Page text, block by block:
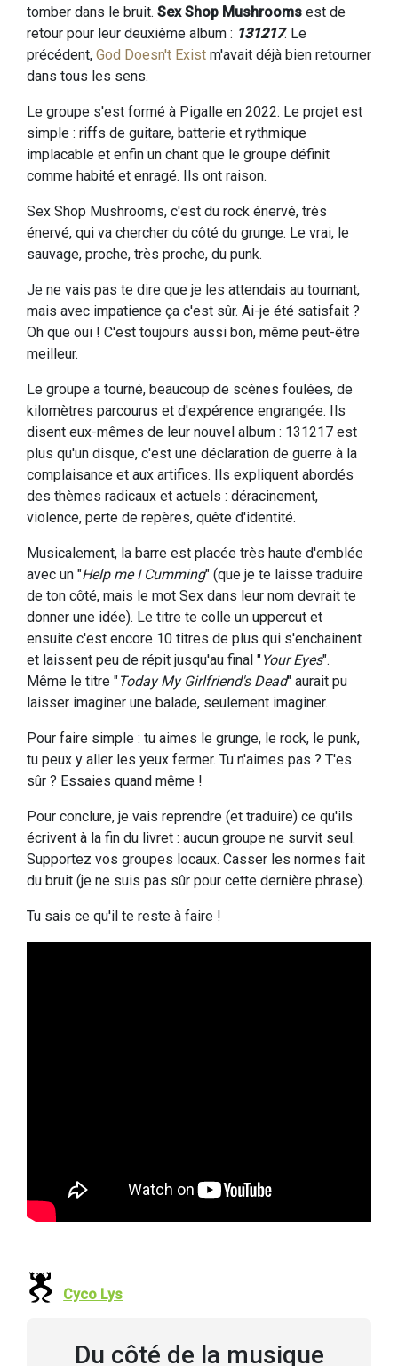
tomber dans le bruit. Sex Shop Mushrooms est de
retour pour leur deuxième album : 131217. Le
précédent, God Doesn't Exist m'avait déjà bien retourner
dans tous les sens.
Le groupe s'est formé à Pigalle en 2022. Le projet est
simple : riffs de guitare, batterie et rythmique
implacable et enfin un chant que le groupe définit
comme habité et enragé. Ils ont raison.
Sex Shop Mushrooms, c'est du rock énervé, très
énervé, qui va chercher du côté du grunge. Le vrai, le
sauvage, proche, très proche, du punk.
Je ne vais pas te dire que je les attendais au tournant,
mais avec impatience ça c'est sûr. Ai-je été satisfait ?
Oh que oui ! C'est toujours aussi bon, même peut-être
meilleur.
Le groupe a tourné, beaucoup de scènes foulées, de
kilomètres parcourus et d'expérence engrangée. Ils
disent eux-mêmes de leur nouvel album : 131217 est
plus qu'un disque, c'est une déclaration de guerre à la
complaisance et aux artifices. Ils expliquent abordés
des thèmes radicaux et actuels : déracinement,
violence, perte de repères, quête d'identité.
Musicalement, la barre est placée très haute d'emblée
avec un "Help me I Cumming" (que je te laisse traduire
de ton côté, mais le mot Sex dans leur nom devrait te
donner une idée). Le titre te colle un uppercut et
ensuite c'est encore 10 titres de plus qui s'enchainent
et laissent peu de répit jusqu'au final "Your Eyes".
Même le titre "Today My Girlfriend's Dead" aurait pu
laisser imaginer une balade, seulement imaginer.
Pour faire simple : tu aimes le grunge, le rock, le punk,
tu peux y aller les yeux fermer. Tu n'aimes pas ? T'es
sûr ? Essaies quand même !
Pour conclure, je vais reprendre (et traduire) ce qu'ils
écrivent à la fin du livret : aucun groupe ne survit seul.
Supportez vos groupes locaux. Casser les normes fait
du bruit (je ne suis pas sûr pour cette dernière phrase).
Tu sais ce qu'il te reste à faire !
Cyco Lys
Du côté de la musique